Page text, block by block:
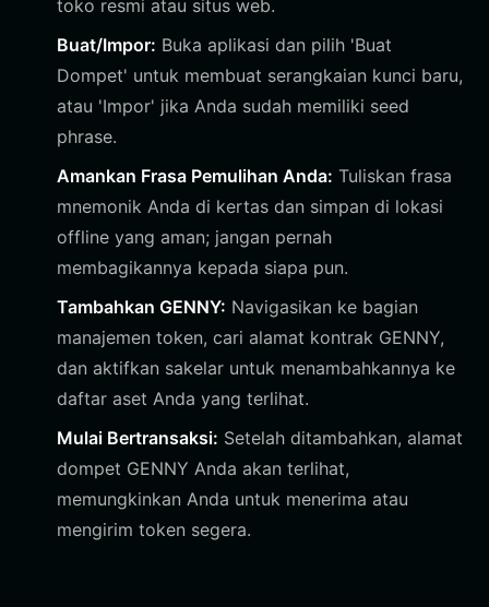
toko resmi atau situs web.
Buat/Impor: Buka aplikasi dan pilih 'Buat
Dompet' untuk membuat serangkaian kunci baru,
atau 'Impor' jika Anda sudah memiliki seed
phrase.
Amankan Frasa Pemulihan Anda: Tuliskan frasa
mnemonik Anda di kertas dan simpan di lokasi
offline yang aman; jangan pernah
membagikannya kepada siapa pun.
Tambahkan GENNY: Navigasikan ke bagian
manajemen token, cari alamat kontrak GENNY,
dan aktifkan sakelar untuk menambahkannya ke
daftar aset Anda yang terlihat.
Mulai Bertransaksi: Setelah ditambahkan, alamat
dompet GENNY Anda akan terlihat,
memungkinkan Anda untuk menerima atau
mengirim token segera.